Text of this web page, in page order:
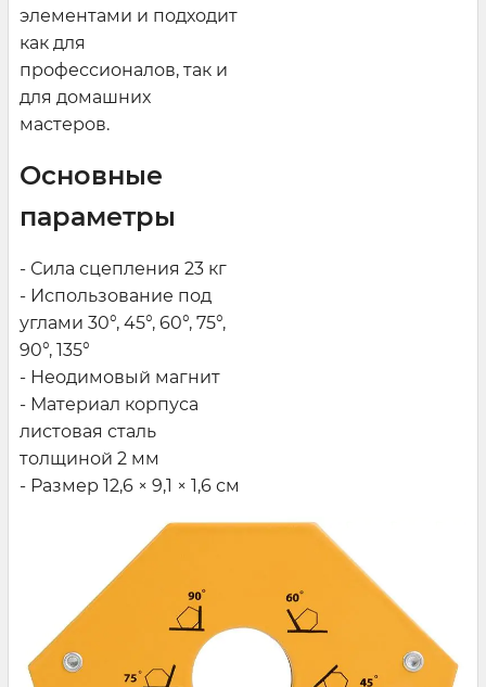
элементами и подходит
как для
профессионалов, так и
для домашних
мастеров.
Основные
параметры
- Сила сцепления 23 кг
- Использование под
углами 30°, 45°, 60°, 75°,
90°, 135°
- Неодимовый магнит
- Материал корпуса
листовая сталь
толщиной 2 мм
- Размер 12,6 × 9,1 × 1,6 см